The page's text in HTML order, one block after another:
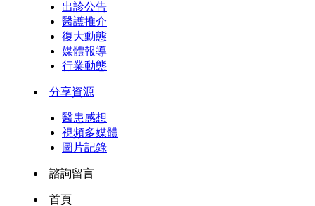
出診公告
醫護推介
復大動態
媒體報導
行業動態
分享資源
醫患感想
視頻多媒體
圖片記錄
諮詢留言
首頁